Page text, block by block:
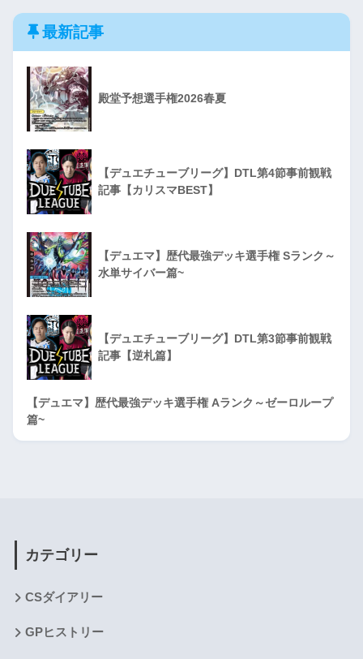
最新記事
殿堂予想選手権2026春夏
【デュエチューブリーグ】DTL第4節事前観戦
記事【カリスマBEST】
【デュエマ】歴代最強デッキ選手権 Sランク～
水単サイバー篇~
【デュエチューブリーグ】DTL第3節事前観戦
記事【逆札篇】
【デュエマ】歴代最強デッキ選手権 Aランク～ゼーロループ
篇~
カテゴリー
CSダイアリー
GPヒストリー